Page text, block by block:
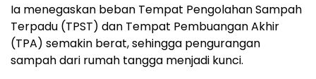
Ia menegaskan beban Tempat Pengolahan Sampah
Terpadu (TPST) dan Tempat Pembuangan Akhir
(TPA) semakin berat, sehingga pengurangan
sampah dari rumah tangga menjadi kunci.